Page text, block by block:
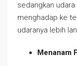
sedangkan
menghadap ke
udaranya lebih
Menanam